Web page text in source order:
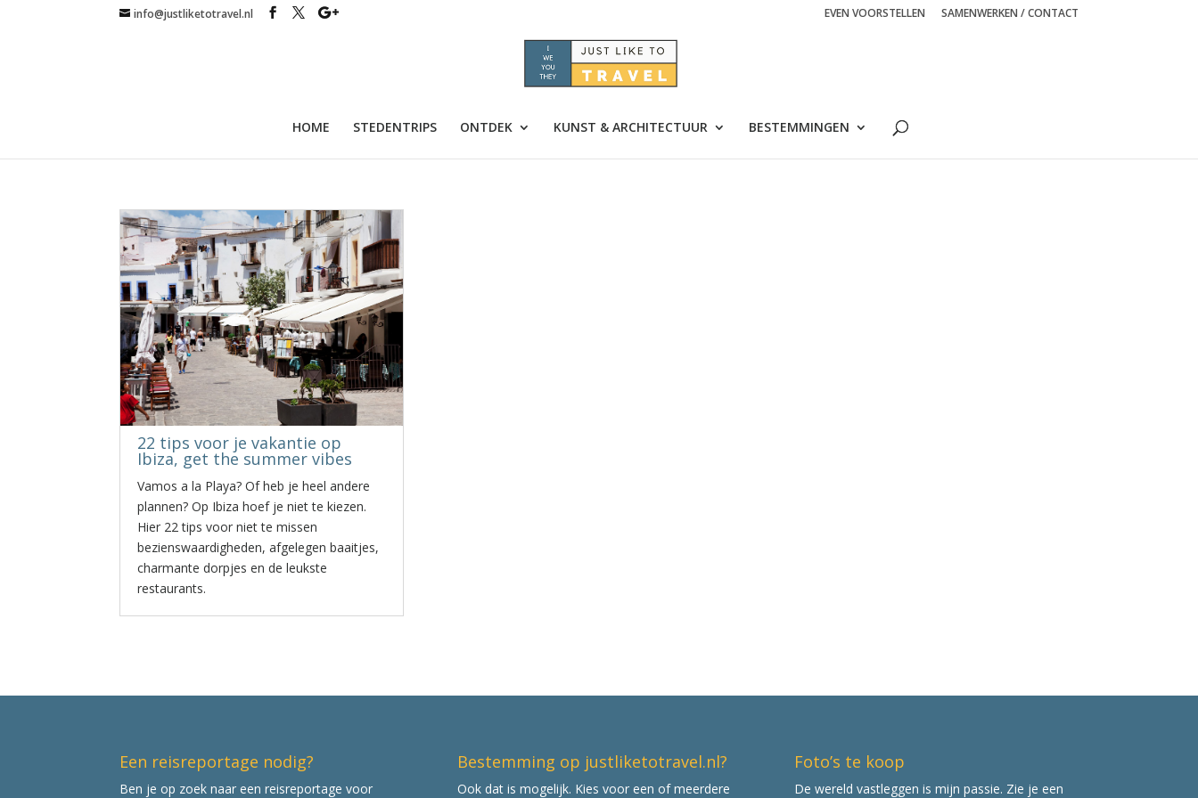
info@justliketotravel.nl EVEN VOORSTELLEN SAMENWERKEN / CONTACT
HOME STEDENTRIPS ONTDEK KUNST & ARCHITECTUUR BESTEMMINGEN
22 tips voor je vakantie op
Ibiza, get the summer vibes
Vamos a la Playa? Of heb je heel andere
plannen? Op Ibiza hoef je niet te kiezen.
Hier 22 tips voor niet te missen
bezienswaardigheden, afgelegen baaitjes,
charmante dorpjes en de leukste
restaurants.
Een reisreportage nodig?
Ben je op zoek naar een reisreportage voor
Bestemming op justliketotravel.nl?
Ook dat is mogelijk. Kies voor een of meerdere
Foto’s te koop
De wereld vastleggen is mijn passie. Zie je een